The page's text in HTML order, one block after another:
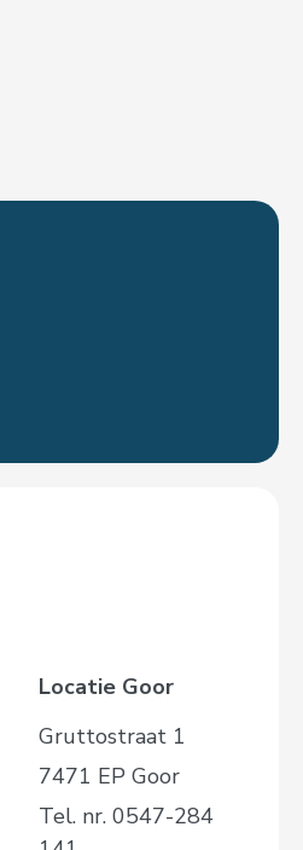
Locatie Goor
Gruttostraat 1
7471 EP Goor
Tel. nr. 0547-284